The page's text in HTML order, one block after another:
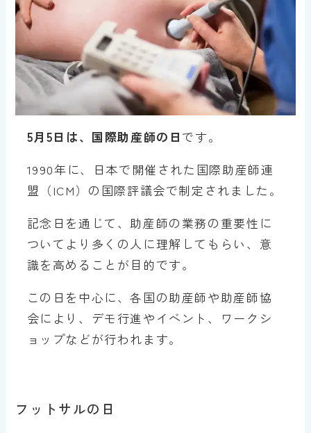
5月5日は、国際助産師の日 です。
1990年に、日本で開催された国際助産師連
盟（ICM）の国際評議会で制定されました。
記念日を通じて、助産師の業務の重要性に
ついてより多くの人に理解してもらい、意
識を高めることが目的です。
この日を中心に、各国の助産師や助産師協
会により、デモ行進やイベント、ワークシ
ョップなどが行われます。
フットサルの日